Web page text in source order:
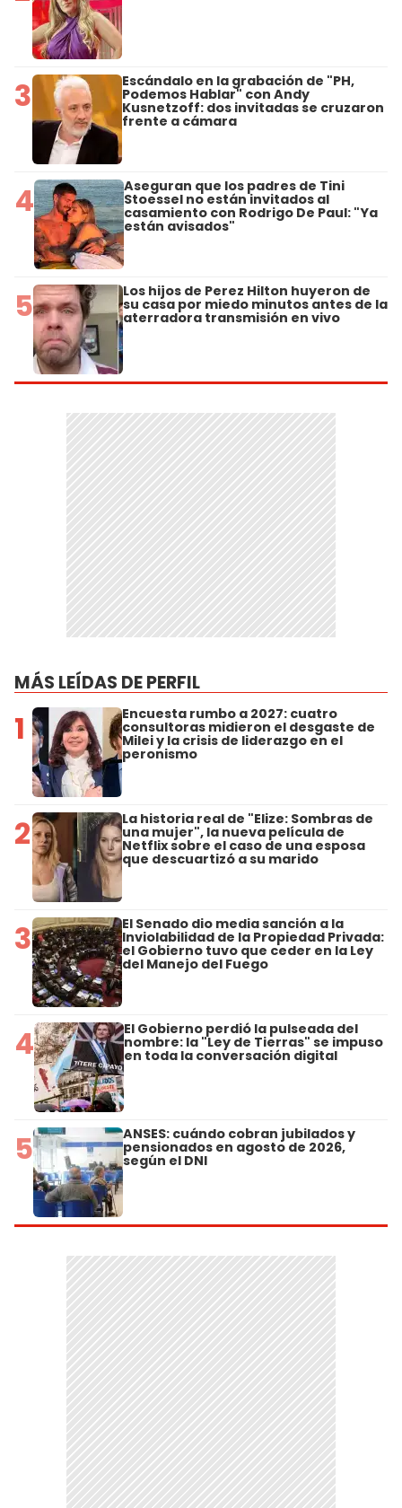
3 Escándalo en la grabación de "PH,
Podemos Hablar" con Andy
Kusnetzoff: dos invitadas se cruzaron
frente a cámara
4 Aseguran que los padres de Tini
Stoessel no están invitados al
casamiento con Rodrigo De Paul: "Ya
están avisados"
5 Los hijos de Perez Hilton huyeron de
su casa por miedo minutos antes de la
aterradora transmisión en vivo
MÁS LEÍDAS DE PERFIL
1 Encuesta rumbo a 2027: cuatro
consultoras midieron el desgaste de
Milei y la crisis de liderazgo en el
peronismo
2 La historia real de "Elize: Sombras de
una mujer", la nueva película de
Netflix sobre el caso de una esposa
que descuartizó a su marido
3 El Senado dio media sanción a la
Inviolabilidad de la Propiedad Privada:
el Gobierno tuvo que ceder en la Ley
del Manejo del Fuego
4 El Gobierno perdió la pulseada del
nombre: la "Ley de Tierras" se impuso
en toda la conversación digital
5 ANSES: cuándo cobran jubilados y
pensionados en agosto de 2026,
según el DNI